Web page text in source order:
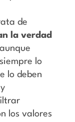
de
la verdad
lo
lo deben
los valores